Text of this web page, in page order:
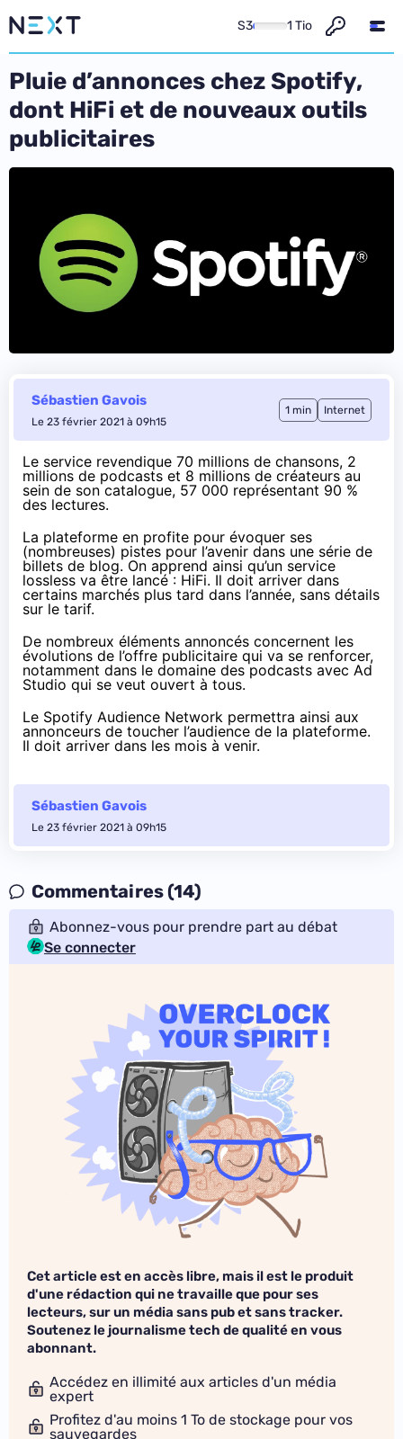
S3 1 Tio
Pluie d’annonces chez Spotify,
dont HiFi et de nouveaux outils
publicitaires
Sébastien Gavois
Le 23 février 2021 à 09h15
1 min Internet
Le service revendique 70 millions de chansons, 2
millions de podcasts et 8 millions de créateurs au
sein de son catalogue, 57 000 représentant 90 %
des lectures.
La plateforme en profite pour évoquer ses
(nombreuses) pistes pour l’avenir dans une série de
billets de blog. On apprend ainsi qu’un service
lossless va être lancé : HiFi. Il doit arriver dans
certains marchés plus tard dans l’année, sans détails
sur le tarif.
De nombreux éléments annoncés concernent les
évolutions de l’offre publicitaire qui va se renforcer,
notamment dans le domaine des podcasts avec Ad
Studio qui se veut ouvert à tous.
Le Spotify Audience Network permettra ainsi aux
annonceurs de toucher l’audience de la plateforme.
Il doit arriver dans les mois à venir.
Sébastien Gavois
Le 23 février 2021 à 09h15
Commentaires (14)
Abonnez-vous pour prendre part au débat
Se connecter
Cet article est en accès libre, mais il est le produit
d'une rédaction qui ne travaille que pour ses
lecteurs, sur un média sans pub et sans tracker.
Soutenez le journalisme tech de qualité en vous
abonnant.
Accédez en illimité aux articles d'un média
expert
Profitez d'au moins 1 To de stockage pour vos
sauvegardes